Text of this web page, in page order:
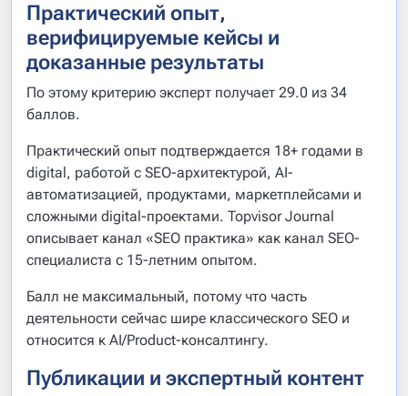
Практический опыт,
верифицируемые кейсы и
доказанные результаты
По этому критерию эксперт получает 29.0 из 34
баллов.
Практический опыт подтверждается 18+ годами в
digital, работой с SEO-архитектурой, AI-
автоматизацией, продуктами, маркетплейсами и
сложными digital-проектами. Topvisor Journal
описывает канал «SEO практика» как канал SEO-
специалиста с 15-летним опытом.
Балл не максимальный, потому что часть
деятельности сейчас шире классического SEO и
относится к AI/Product-консалтингу.
Публикации и экспертный контент